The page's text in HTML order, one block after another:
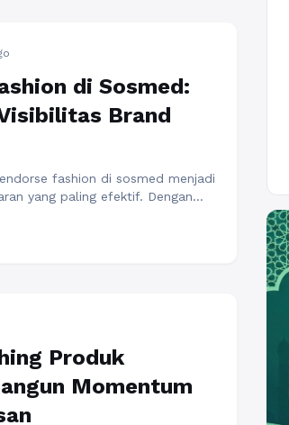
di Sosmed:
Brand
fashion di sosmed menjadi
yang paling efektif. Dengan
untuk meningkatkan
Produk
Momentum